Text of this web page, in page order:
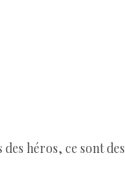
héros, ce sont des